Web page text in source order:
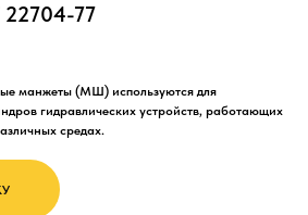
22704-77
манжеты (МШ) используются для
гидравлических устройств, работающих
средах.